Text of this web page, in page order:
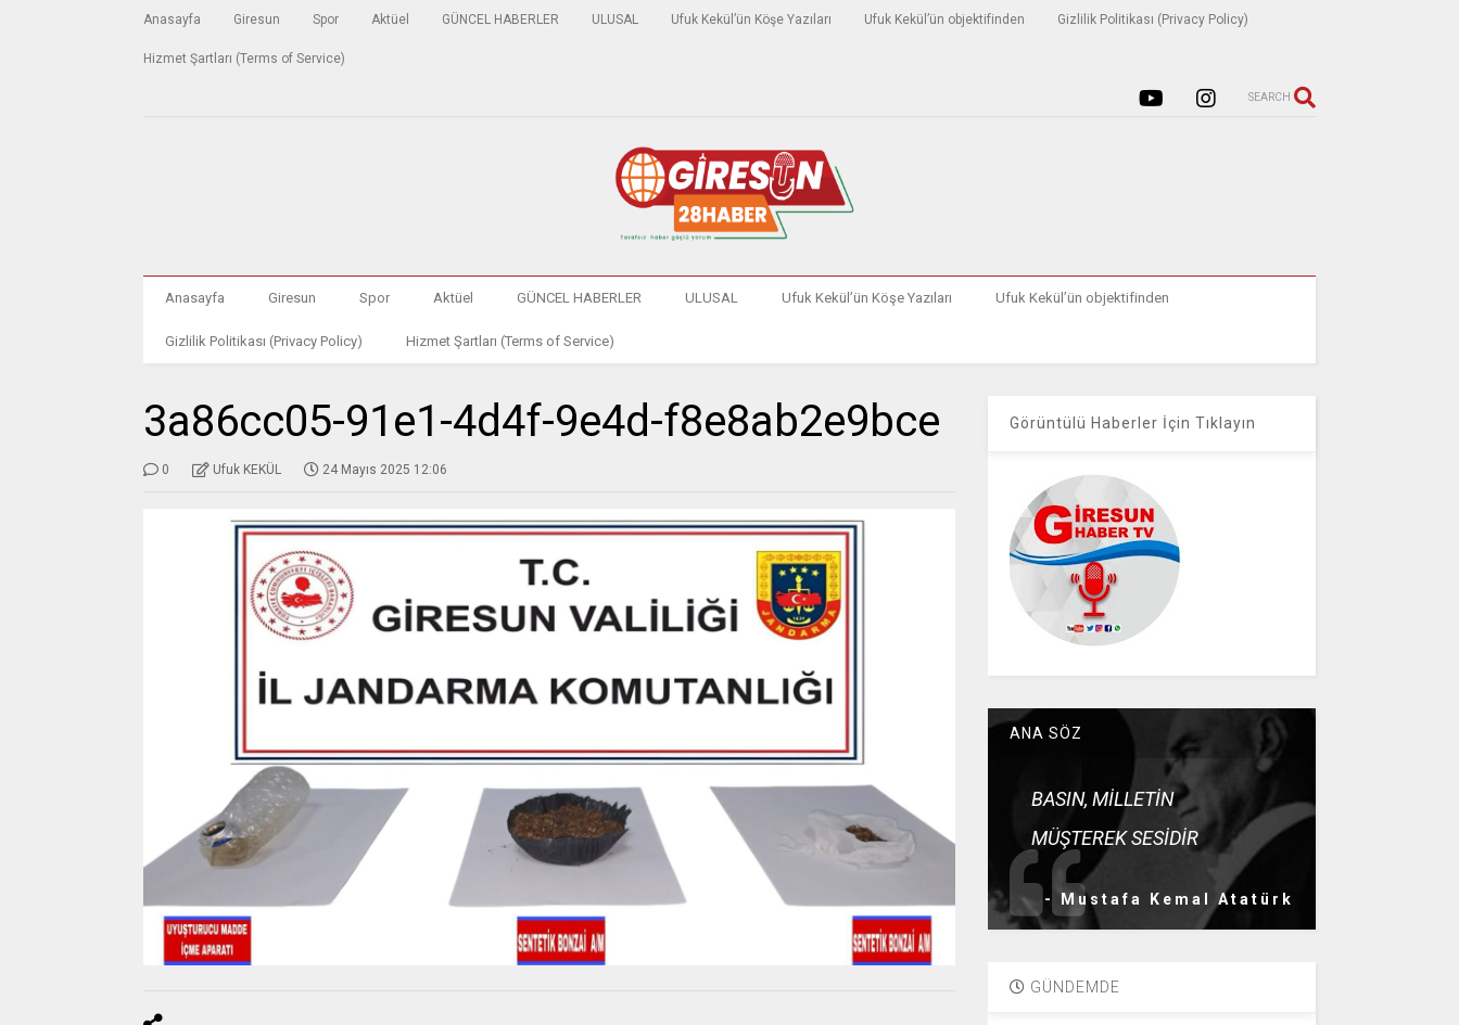
Anasayfa Giresun Spor Aktüel GÜNCEL HABERLER ULUSAL Ufuk Kekül’ün Köşe Yazıları Ufuk Kekül’ün objektifinden Gizlilik Politikası (Privacy Policy)
Hizmet Şartları (Terms of Service)
SEARCH
Anasayfa Giresun Spor Aktüel GÜNCEL HABERLER ULUSAL Ufuk Kekül’ün Köşe Yazıları Ufuk Kekül’ün objektifinden
Gizlilik Politikası (Privacy Policy) Hizmet Şartları (Terms of Service)
3a86cc05-91e1-4d4f-9e4d-f8e8ab2e9bce
0 Ufuk KEKÜL 24 Mayıs 2025 12:06
Görüntülü Haberler İçin Tıklayın
ANA SÖZ
BASIN, MİLLETİN
MÜŞTEREK SESİDİR
- Mustafa Kemal Atatürk
GÜNDEMDE